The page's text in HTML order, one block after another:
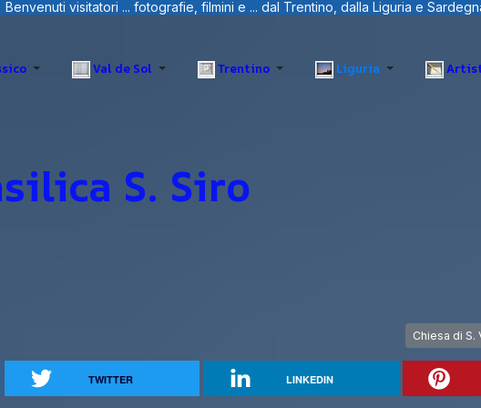
dal Trentino, dalla Liguria e Sardegna.
Val de Sol Trentino Liguria
S. Siro
Articolo
Chiesa di
TWITTER LINKEDIN